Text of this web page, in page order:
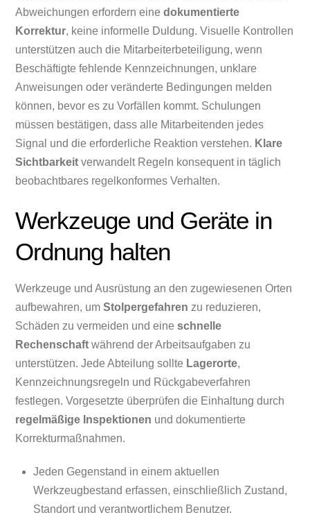
Abweichungen erfordern einedokumentierte
Korrektur, keine informelle Duldung. Visuelle Kontrollen
unterstützen auch die Mitarbeiterbeteiligung, wenn
Beschäftigte fehlende Kennzeichnungen, unklare
Anweisungen oder veränderte Bedingungen melden
können, bevor es zu Vorfällen kommt. Schulungen
müssen bestätigen, dass alle Mitarbeitenden jedes
Signal und die erforderliche Reaktion verstehen. Klare
Sichtbarkeit verwandelt Regeln konsequent in täglich
beobachtbares regelkonformes Verhalten.
Werkzeuge und Geräte in
Ordnung halten
Werkzeuge und Ausrüstung an den zugewiesenen Orten
aufbewahren, umStolpergefahren zu reduzieren,
Schäden zu vermeiden und eineschnelle
Rechenschaft während der Arbeitsaufgaben zu
unterstützen. Jede Abteilung sollte Lagerorte,
Kennzeichnungsregeln und Rückgabeverfahren
festlegen. Vorgesetzte überprüfen die Einhaltung durch
regelmäßige Inspektionen und dokumentierte
Korrekturmaßnahmen.
Jeden Gegenstand in einem aktuellen
Werkzeugbestand erfassen, einschließlich Zustand,
Standort und verantwortlichem Benutzer.